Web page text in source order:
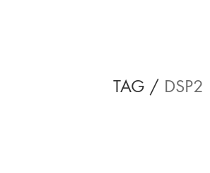
TAG / DSP2